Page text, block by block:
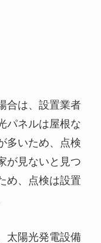
合は、設置業者
パネルは屋根な
多いため、点検
が見ないと見つ
め、点検は設置
太陽光発電設備